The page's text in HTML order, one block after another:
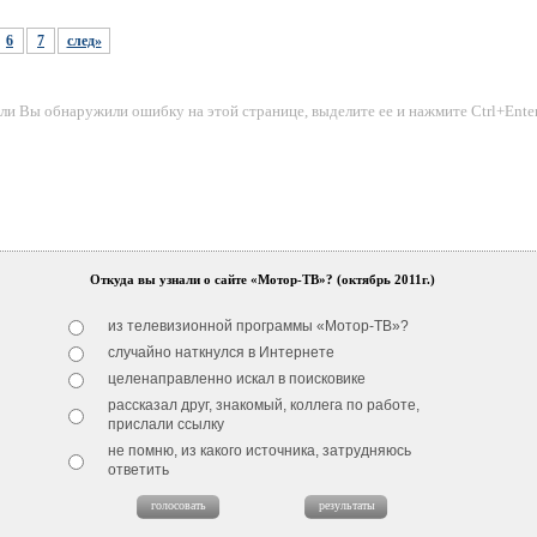
6 7 след»
Вы обнаружили ошибку на этой странице, выделите ее и нажмите
Откуда вы узнали о сайте «Мотор-ТВ»? (октябрь 2011г.)
из телевизионной программы «Мотор-ТВ»?
случайно наткнулся в Интернете
целенаправленно искал в поисковике
рассказал друг, знакомый, коллега по работе,
прислали ссылку
не помню, из какого источника, затрудняюсь
ответить